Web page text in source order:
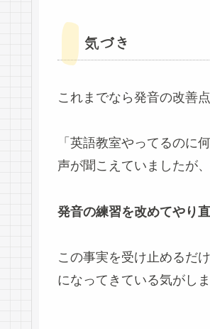
気づき
これまでなら発音の改善
「英語教室やってるのに
声が聞こえていましたが
発音の練習を改めてやり
この事実を受け止めるだ
になってきている気がしま